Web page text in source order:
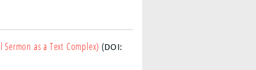
as a Text Complex) (DOI: